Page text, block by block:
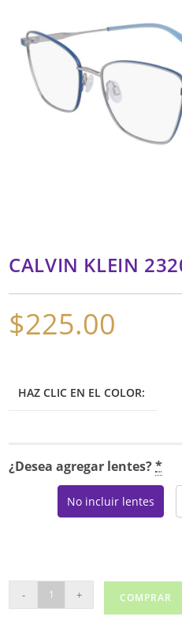
CALVIN KLEIN
$225.00
HAZ CLIC EN EL COLOR:
¿Desea agregar lentes?*
No incluir lentes
KLEIN
- + COMPRAR